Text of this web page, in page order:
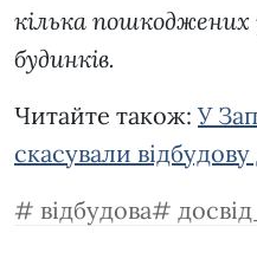
кілька пошкоджених
будинків.
Читайте також: У
скасували
відбудова